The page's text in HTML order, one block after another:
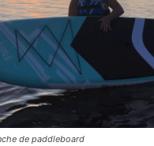
de paddleboard